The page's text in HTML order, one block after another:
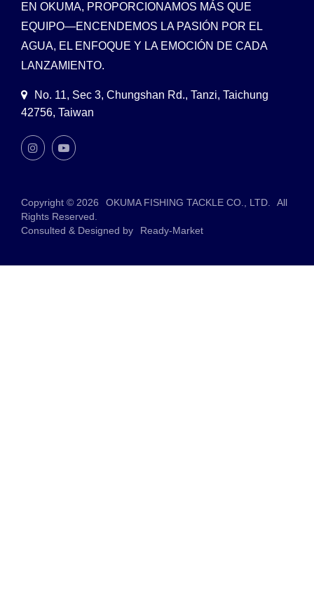
EN OKUMA, PROPORCIONAMOS MÁS QUE
EQUIPO—ENCENDEMOS LA PASIÓN POR EL
AGUA, EL ENFOQUE Y LA EMOCIÓN DE CADA
LANZAMIENTO.
No. 11, Sec 3, Chungshan Rd., Tanzi, Taichung
42756, Taiwan
Copyright © 2026 OKUMA FISHING TACKLE CO., LTD.
All
Rights Reserved.
Consulted & Designed by
Ready-Market